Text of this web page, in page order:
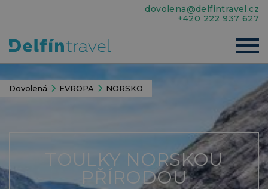
dovolena@delfintravel.cz
+420 222 937 627
Dovolená EVROPA NORSKO
TOULKY NORSKOU
PŘÍRODOU